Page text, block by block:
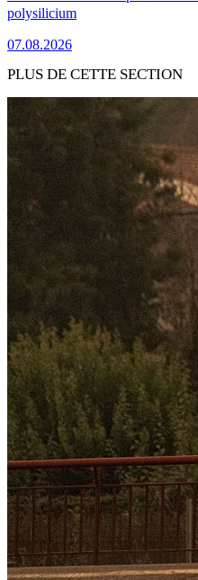
polysilicium
07.08.2026
PLUS DE CETTE SECTION